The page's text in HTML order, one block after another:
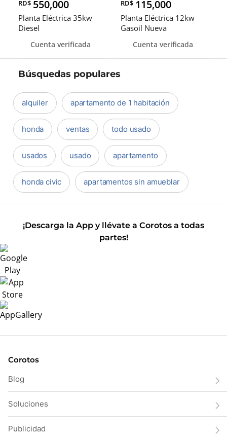
RD$ 550,000
Planta Eléctrica 35kw
Diesel
Cuenta verificada
RD$ 115,000
Planta Eléctrica 12kw
Gasoil Nueva
Cuenta verificada
Búsquedas populares
alquiler apartamento de 1 habitación
honda ventas todo usado
usados usado apartamento
honda civic apartamentos sin amueblar
¡Descarga la App y llévate a Corotos a todas
partes!
Corotos
Blog
Soluciones
Publicidad